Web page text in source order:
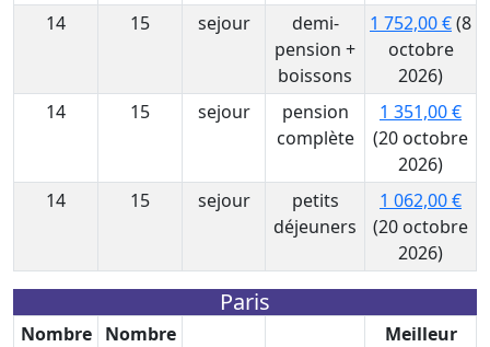
14
15 sejour
demi-
pension +
boissons
1 752,00 €(8
octobre
2026)
14
15 sejour
pension
complète
1 351,00 €
(20 octobre
2026)
14
15 sejour
petits
déjeuners
1 062,00 €
(20 octobre
2026)
Paris
Nombre
Nombre
Meilleur